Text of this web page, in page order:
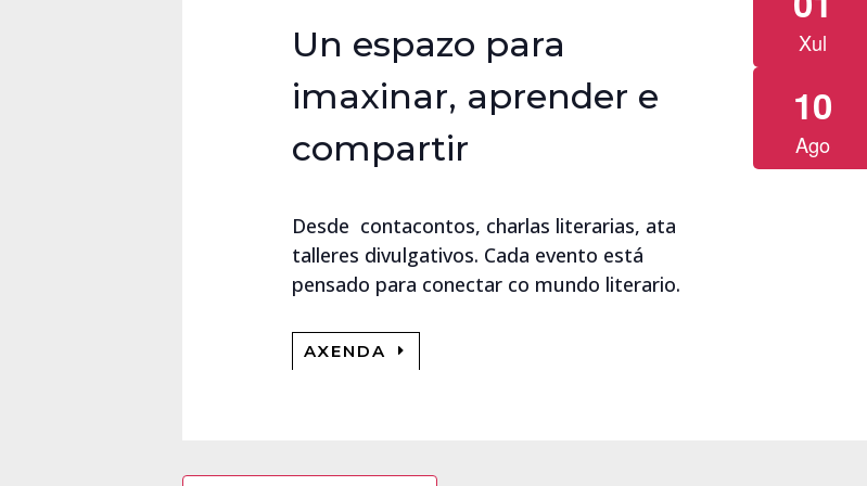
Un espazo para
imaxinar, aprender e
compartir
Desde contacontos, charlas literarias, ata
talleres divulgativos. Cada evento está
pensado para conectar co mundo literario.
AXENDA
Xul
10
Ago